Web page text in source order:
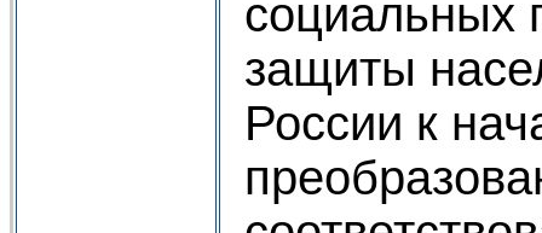
социальных
защиты
России к